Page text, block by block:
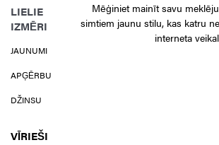
LIELIE
IZMĒRI
JAUNUMI
APĢĒRBU
DŽINSU
VĪRIEŠI
Mēģiniet mainīt savu
simtiem jaunu stilu, kas katru
interneta